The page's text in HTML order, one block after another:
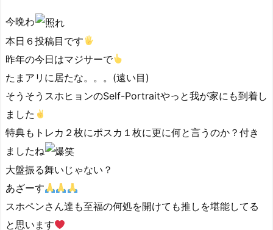
今晩わ
本日６投稿目です
昨年の今日はマジサーで
たまアリに居たな。。。(遠い目)
そうそうスホヒョンのSelf-Portraitやっと我が家にも到着し
ました
特典もトレカ２枚にポスカ１枚に更に何と言うのか？付き
ましたね
大盤振る舞いじゃない？
あざーす
スホペンさん達も至福の何処を開けても推しを堪能してる
と思います